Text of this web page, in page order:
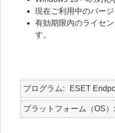
現在ご利用中のバー
有効期限内のライセ
す。
プログラム ESET
プラットフォーム（OS）